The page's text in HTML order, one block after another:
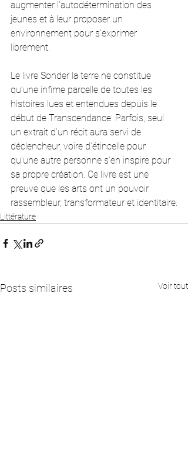
augmenter l’autodétermination des
jeunes et à leur proposer un
environnement pour s’exprimer
librement.
Le livre Sonder la terre ne constitue
qu’une infime parcelle de toutes les
histoires lues et entendues depuis le
début de Transcendance. Parfois, seul
un extrait d’un récit aura servi de
déclencheur, voire d’étincelle pour
qu’une autre personne s’en inspire pour
sa propre création. Ce livre est une
preuve que les arts ont un pouvoir
rassembleur, transformateur et identitaire.
Littérature
Posts similaires Voir tout